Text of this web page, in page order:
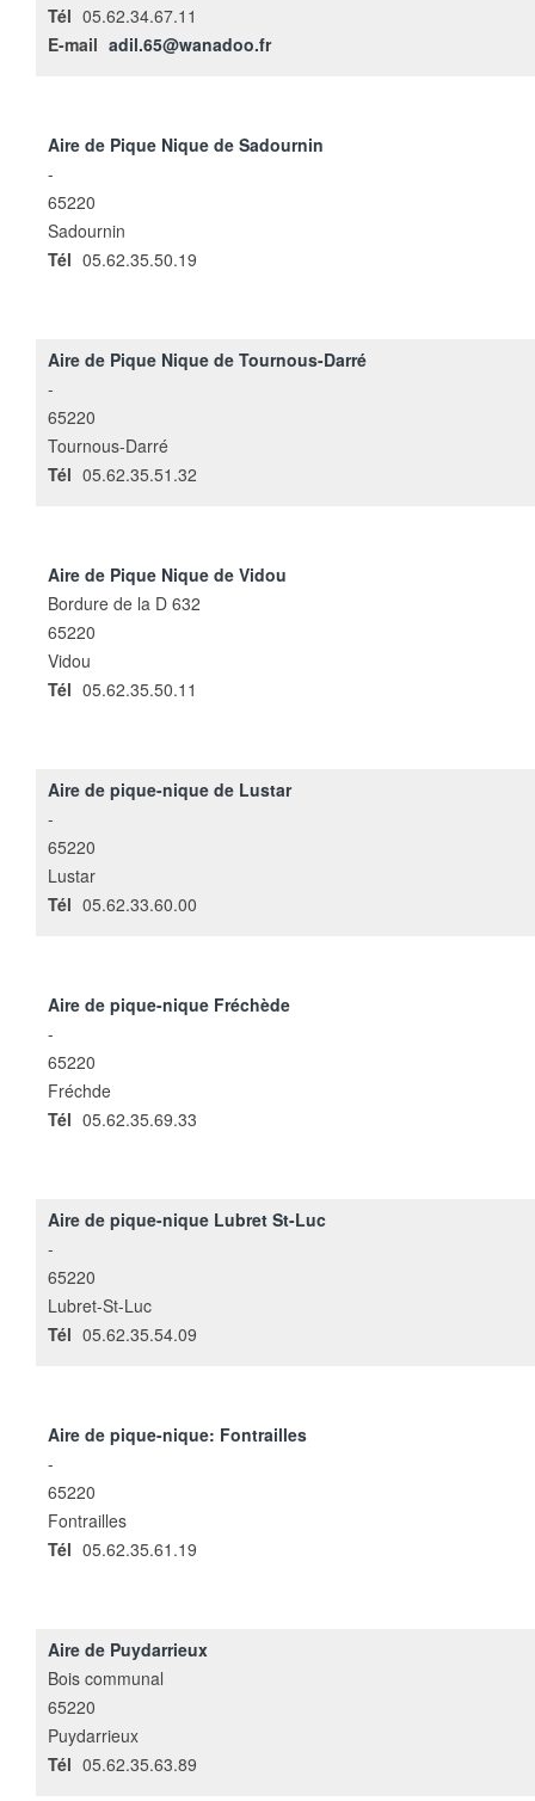
Tél 05.62.34.67.11
E-mail adil.65@wanadoo.fr
Aire de Pique Nique de Sadournin
-
65220
Sadournin
Tél 05.62.35.50.19
Aire de Pique Nique de Tournous-Darré
-
65220
Tournous-Darré
Tél 05.62.35.51.32
Aire de Pique Nique de Vidou
Bordure de la D 632
65220
Vidou
Tél 05.62.35.50.11
Aire de pique-nique de Lustar
-
65220
Lustar
Tél 05.62.33.60.00
Aire de pique-nique Fréchède
-
65220
Fréchde
Tél 05.62.35.69.33
Aire de pique-nique Lubret St-Luc
-
65220
Lubret-St-Luc
Tél 05.62.35.54.09
Aire de pique-nique: Fontrailles
-
65220
Fontrailles
Tél 05.62.35.61.19
Aire de Puydarrieux
Bois communal
65220
Puydarrieux
Tél 05.62.35.63.89